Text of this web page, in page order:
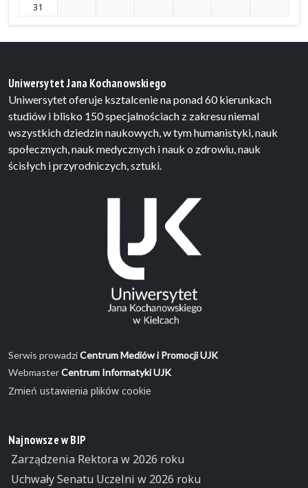
31
Uniwersytet Jana Kochanowskiego
Uniwersytet oferuje ksztalcenie na ponad 60 kierunkach
studiów i blisko 150 specjalnościach z zakresu niemal
wszystkich dziedzin naukowych, w tym humanistyki, nauk
społecznych, nauk medycznych i nauk o zdrowiu, nauk
ścisłych i przyrodniczych, sztuki.
Serwis prowadziCentrum Mediów i Promocji UJK
WebmasterCentrum Informatyki UJK
Zmień ustawienia plików cookie
Najnowsze w BIP
Zarządzenia Rektora w 2026 roku
Uchwały Senatu Uczelni w 2026 roku